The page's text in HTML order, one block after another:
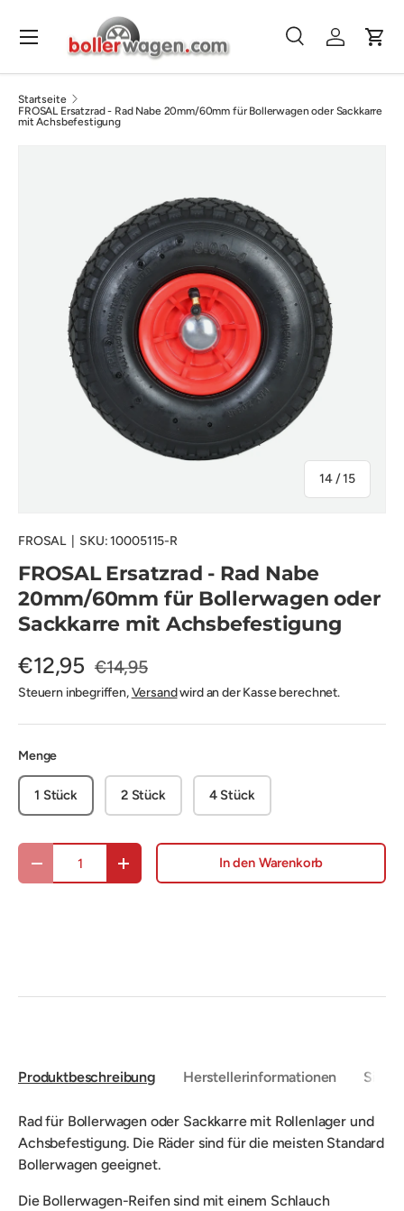
Direkt zum Inhalt
Suchen
SucheEinloggen
Menü
Startseite
FROSAL Ersatzrad - Rad Nabe 20mm/60mm für Bollerwagen oder Sackkarre
mit Achsbefestigung
14/von
15
FROSAL| SKU: 10005115-R
FROSAL Ersatzrad - Rad Nabe
20mm/60mm für Bollerwagen oder
Sackkarre mit Achsbefestigung
€12,95 €14,95
Steuern inbegriffen,Versandwird an der Kasse berechnet.
Menge
1 Stück 2 Stück 4 Stück
Anzahl
Menge verringernMenge erhöhen In den Warenkorb
Produktbeschreibung Herstellerinformationen
Rad für Bollerwagen oder Sackkarre mit Rollenlager und
Achsbefestigung. Die Räder sind für die meisten Standard
Bollerwagen geeignet.
Die Bollerwagen-Reifen sind mit einem Schlauch